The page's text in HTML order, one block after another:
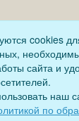
Меры
cookies
сайта и
наш
по